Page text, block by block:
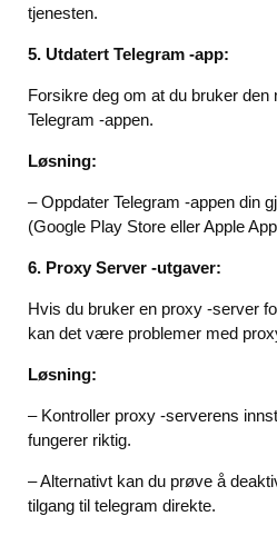
tjenesten.
5. Utdatert Telegram -app:
Forsikre deg om at du bruker
Telegram -appen.
Løsning:
– Oppdater Telegram -appen din
(Google Play Store eller Apple
6. Proxy Server -utgaver:
Hvis du bruker en proxy -server
kan det være problemer med
Løsning:
– Kontroller proxy -serverens
fungerer riktig.
– Alternativt kan du prøve å
tilgang til telegram direkte.